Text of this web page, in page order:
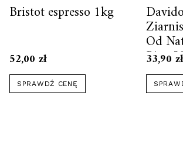
Bristot espresso 1kg
52,00 zł
SPRAWDŹ CENĘ
Od
Rica
33,90 zł